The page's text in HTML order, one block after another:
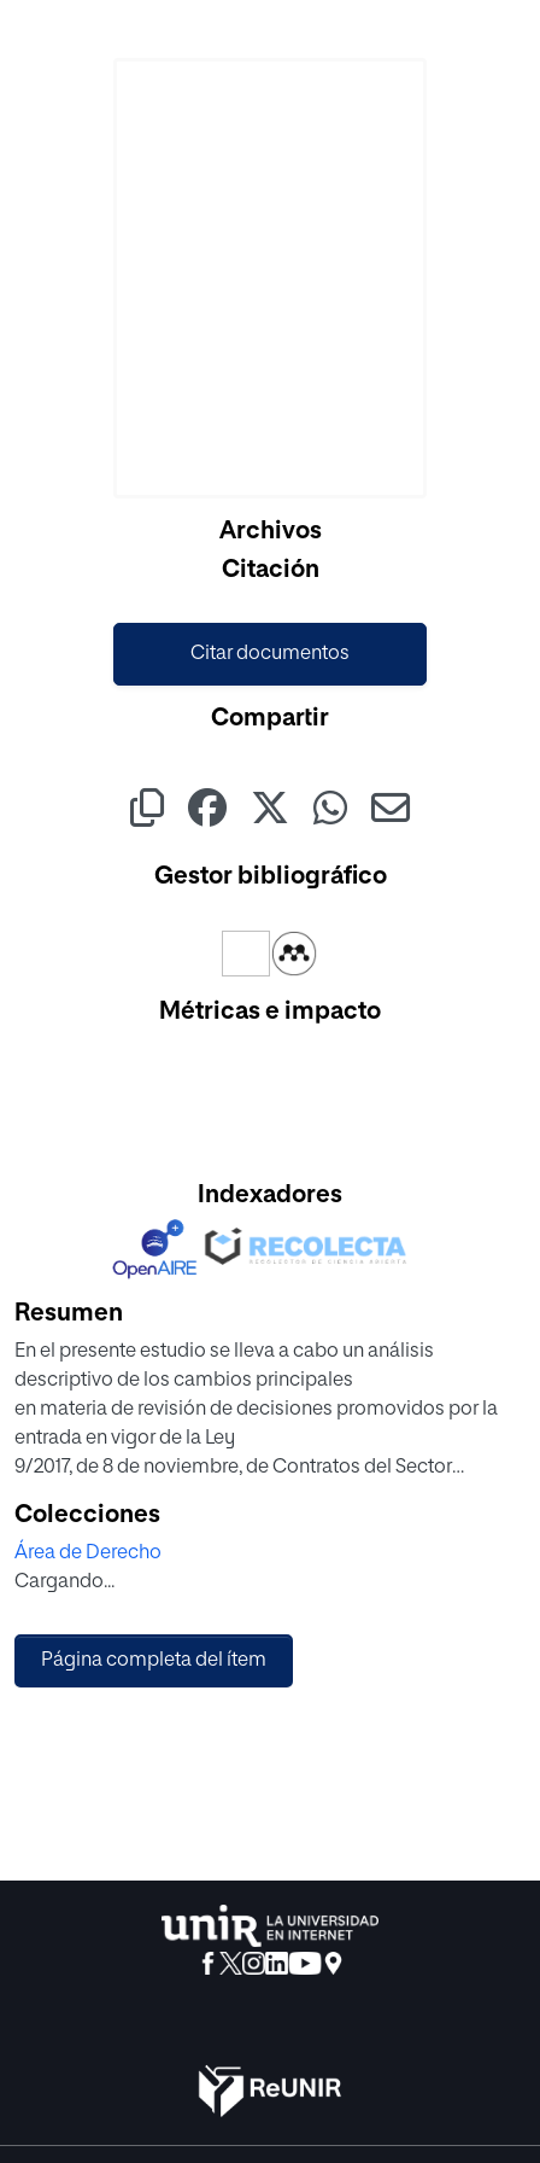
Archivos
Citación
Citar documentos
Compartir
Gestor bibliográfico
Métricas e impacto
Indexadores
Resumen
En el presente estudio se lleva a cabo un análisis
descriptivo de los cambios principales
en materia de revisión de decisiones promovidos por la
entrada en vigor de la Ley
9/2017, de 8 de noviembre, de Contratos del Sector
ordenamiento jurídico español las Directivas del
Parlamento Europeo y del Consejo
2014/23/UE y 2014/24/UE, de 26 de febrero de 2014, en
una contextualización de los tipos de contrato en el nuevo
contexto legislativo y
Colecciones
Área de Derecho
Cargando...
Página completa del ítem